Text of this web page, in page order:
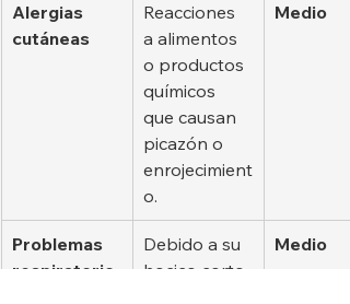
Alergias
cutáneas
Reacciones
a alimentos
o productos
químicos
que causan
picazón o
enrojecimient
o.
Medio
Problemas
respiratorio
Debido a su
hocico corto,
Medio